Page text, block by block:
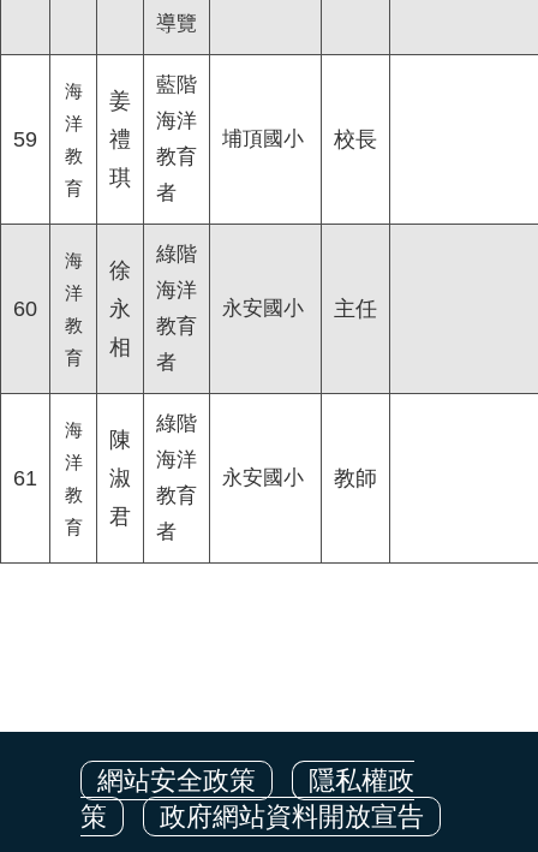
導覽
59
海
洋
教
育
姜
禮
琪
藍階
海洋
教育
者
埔頂國小 校長
60
海
洋
教
育
徐
永
相
綠階
海洋
教育
者
永安國小 主任
61
海
洋
教
育
陳
淑
君
綠階
海洋
教育
者
永安國小 教師
網站安全政策
隱私權政
策
政府網站資料開放宣告